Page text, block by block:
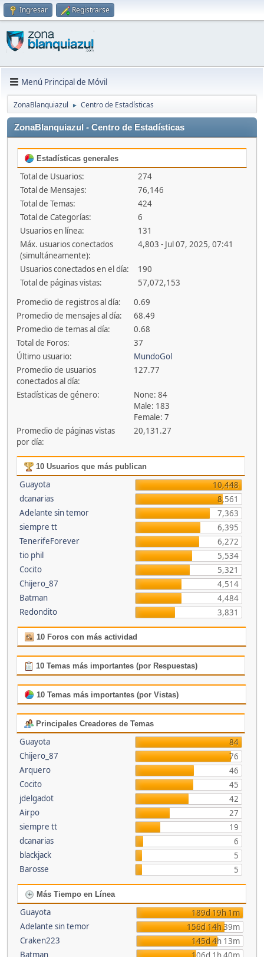
Ingresar Registrarse
Menú Principal de Móvil
ZonaBlanquiazul ► Centro de Estadísticas
ZonaBlanquiazul - Centro de Estadísticas
Estadísticas generales
Total de Usuarios:
274
Total de Mensajes:
76,146
Total de Temas:
424
Total de Categorías:
6
Usuarios en línea:
131
Máx. usuarios conectados
(simultáneamente):
4,803 - Jul 07, 2025, 07:41
Usuarios conectados en el día:
190
Total de páginas vistas:
57,072,153
Promedio de registros al día:
0.69
Promedio de mensajes al día:
68.49
Promedio de temas al día:
0.68
Total de Foros:
37
Último usuario:
MundoGol
Promedio de usuarios
conectados al día:
127.77
Estadísticas de género:
None: 84
Male: 183
Female: 7
Promedio de páginas vistas
por día:
20,131.27
10 Usuarios que más publican
Guayota
10,448
dcanarias
8,561
Adelante sin temor
7,363
siempre tt
6,395
TenerifeForever
6,272
tio phil
5,534
Cocito
5,321
Chijero_87
4,514
Batman
4,484
Redondito
3,831
10 Foros con más actividad
10 Temas más importantes (por Respuestas)
10 Temas más importantes (por Vistas)
Principales Creadores de Temas
Guayota
84
Chijero_87
76
Arquero
46
Cocito
45
jdelgadot
42
Airpo
27
siempre tt
19
dcanarias
6
blackjack
5
Barosse
5
Más Tiempo en Línea
Guayota
189d 19h 1m
Adelante sin temor
156d 14h 39m
Craken223
145d 4h 13m
Batman